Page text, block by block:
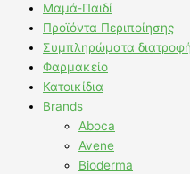
Μαμά-Παιδί
Προϊόντα Περιποίησης
Συμπληρώματα
Φαρμακείο
Κατοικίδια
Brands
Aboca
Avene
Bioderma